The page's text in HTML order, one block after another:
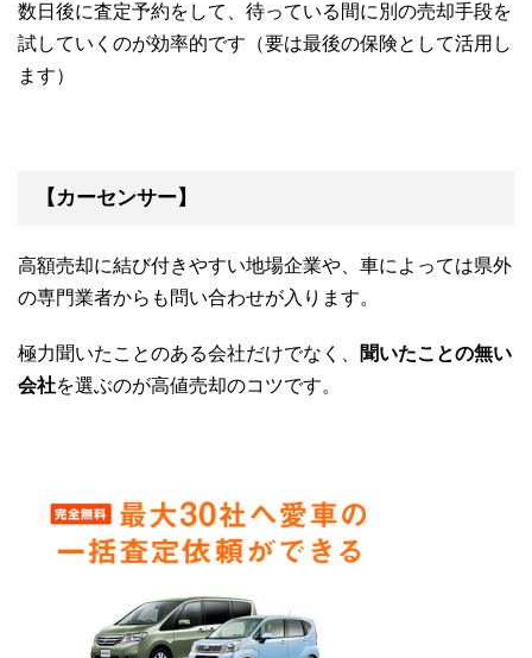
数日後に査定予約をして、待っている間に別の売却手段を
試していくのが効率的です（要は最後の保険として活用し
ます）
【カーセンサー】
高額売却に結び付きやすい地場企業や、車によっては県外
の専門業者からも問い合わせが入ります。
極力聞いたことのある会社だけでなく、
聞いたことの無い
会社を選ぶのが高値売却のコツです。